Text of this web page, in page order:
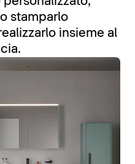
stamparlo
insieme al